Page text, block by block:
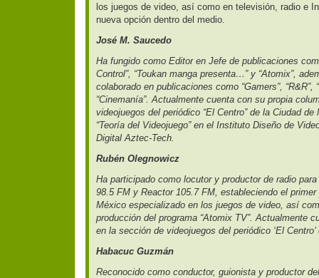
los juegos de video, así como en televisión, radio e
nueva opción dentro del medio.
José M. Saucedo
Ha fungido como Editor en Jefe de publicaciones
Control”, “Toukan manga presenta…” y “Atomix”,
colaborado en publicaciones como “Gamers”, “R&R”,
“Cinemanía”. Actualmente cuenta con su propia
videojuegos del periódico “El Centro” de la Ciudad
“Teoría del Videojuego” en el Instituto Diseño de
Digital Aztec-Tech.
Rubén Olegnowicz
Ha participado como locutor y productor de radio
98.5 FM y Reactor 105.7 FM, estableciendo el primer
México especializado en los juegos de video, así
producción del programa “Atomix TV”. Actualmente
en la sección de videojuegos del periódico ‘El
Habacuc Guzmán
Reconocido como conductor, guionista y productor